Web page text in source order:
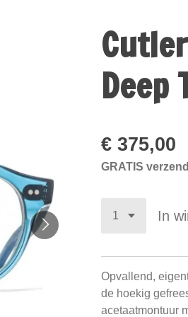
Deep
€ 375,00
GRATIS
In
Opvallend,
de hoekig
acetaatmontuur